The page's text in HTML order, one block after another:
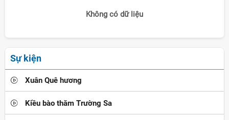
Không có dữ liệu
Sự kiện
Xuân Quê hương
Kiều bào thăm Trường Sa